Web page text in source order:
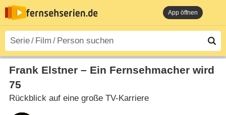
App öffnen
Frank Elstner – Ein Fernsehmacher wird
75
Rückblick auf eine große TV-Karriere